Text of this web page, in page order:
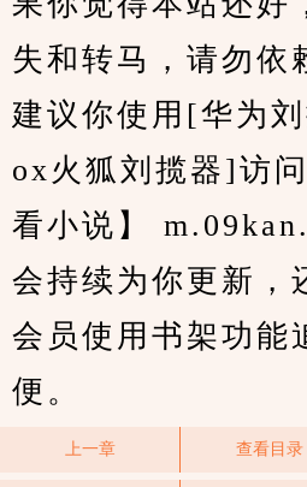
失和转马，请勿依
建议你使用[华为
ox火狐刘揽器]访
看小说】
会持续为你更新，
会员使用书架功能
便。
上一章 查看目录